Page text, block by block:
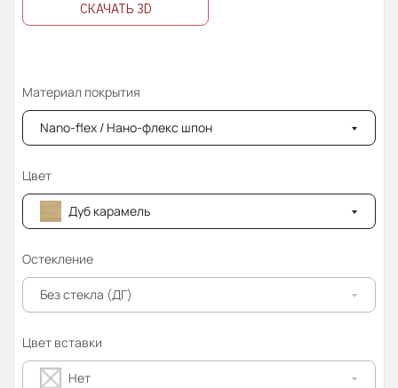
СКАЧАТЬ 3D
Материал покрытия
Nano-flex / Нано-флекс шпон
Цвет
Дуб карамель
Остекление
Без стекла (ДГ)
Цвет вставки
Нет